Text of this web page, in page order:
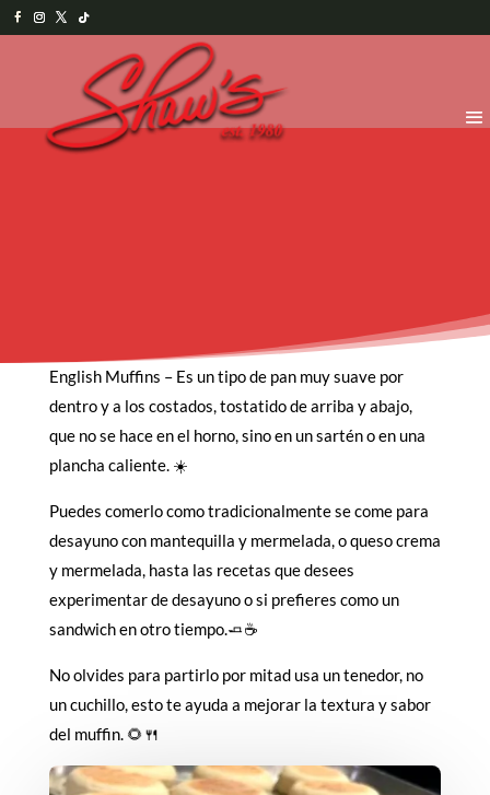
English Muffins – Es un tipo de pan muy suave por
dentro y a los costados, tostatido de arriba y abajo,
que no se hace en el horno, sino en un sartén o en una
plancha caliente. ☀️
Puedes comerlo como tradicionalmente se come para
desayuno con mantequilla y mermelada, o queso crema
y mermelada, hasta las recetas que desees
experimentar de desayuno o si prefieres como un
sandwich en otro tiempo.🧈☕
No olvides para partirlo por mitad usa un tenedor, no
un cuchillo, esto te ayuda a mejorar la textura y sabor
del muffin. 🌻🍴